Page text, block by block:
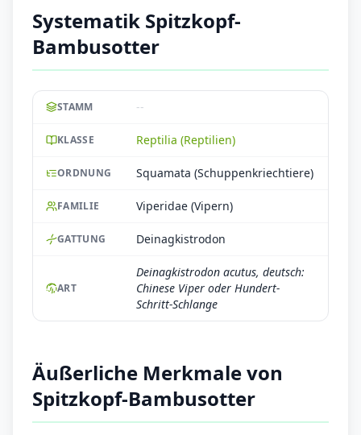
Systematik Spitzkopf-
Bambusotter
STAMM --
KLASSE Reptilia (Reptilien)
ORDNUNG Squamata (Schuppenkriechtiere)
FAMILIE Viperidae (Vipern)
GATTUNG Deinagkistrodon
ART
Deinagkistrodon acutus, deutsch:
Chinese Viper oder Hundert-
Schritt-Schlange
Äußerliche Merkmale von
Spitzkopf-Bambusotter